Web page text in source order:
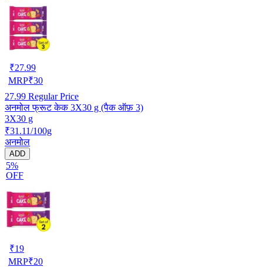
₹27.99
MRP₹30
27.99 Regular Price
अनमोल फ्रूट केक 3X30 g (पैक ऑफ़ 3)
3X30 g
₹31.11/100g
अनमोल
ADD
5%
OFF
₹19
MRP₹20